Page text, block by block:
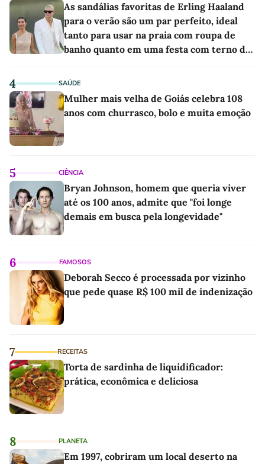
As sandálias favoritas de Erling Haaland
para o verão são um par perfeito, ideal
tanto para usar na praia com roupa de
banho quanto em uma festa com terno de
4 SAÚDE
Mulher mais velha de Goiás celebra 108
anos com churrasco, bolo e muita emoção
5 CIÊNCIA
Bryan Johnson, homem que queria viver
até os 100 anos, admite que "foi longe
demais em busca pela longevidade"
6 FAMOSOS
Deborah Secco é processada por vizinho
que pede quase R$ 100 mil de indenização
7 RECEITAS
Torta de sardinha de liquidificador:
prática, econômica e deliciosa
8 PLANETA
Em 1997, cobriram um local deserto na